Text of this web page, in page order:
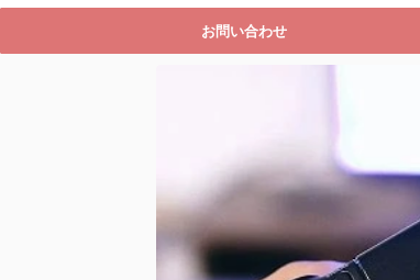
お問い合わせ